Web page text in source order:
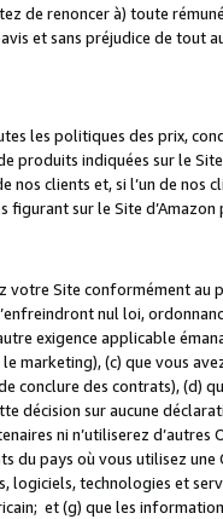
de renoncer à) toute
et sans préjudice de tout
les politiques des prix,
produits indiquées sur le Site
clients et, si l’un de nos
figurant sur le Site d’Amazon
votre Site conformément au
nul loi,
exigence applicable
marketing), (c) que vous
conclure des contrats), (d)
décision sur aucune
ni n’utiliserez d’autres
du pays où vous utilisez une
logiciels, technologies et
et (g) que les